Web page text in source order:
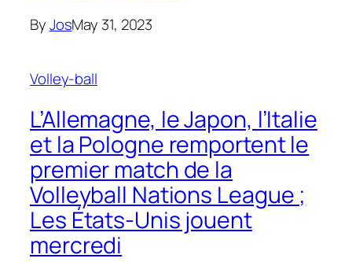
ByJosMay 31, 2023
Volley-ball
L’Allemagne, le Japon, l’Italie
et la Pologne remportent le
premier match de la
Volleyball Nations League ;
Les États-Unis jouent
mercredi